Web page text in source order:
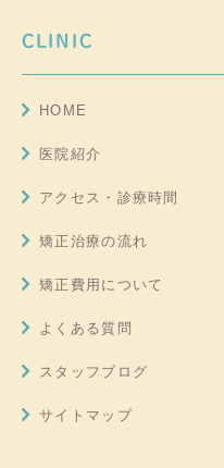
CLINIC
HOME
医院紹介
アクセス・診療時間
矯正治療の流れ
矯正費用について
よくある質問
スタッフブログ
サイトマップ